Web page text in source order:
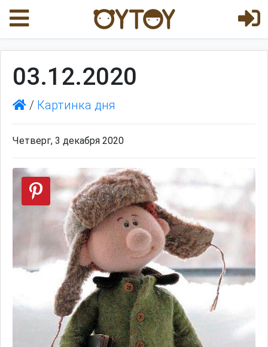
03.12.2020
/ Картинка дня
Четверг, 3 декабря 2020